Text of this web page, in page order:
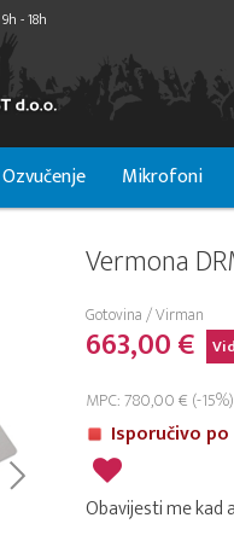
9h - 18h
Ozvučenje Mikrofoni
Vermona
Gotovina / Virman
663,00 €
MPC: 780,00 € (-15%)
Isporučivo
Obavijesti me